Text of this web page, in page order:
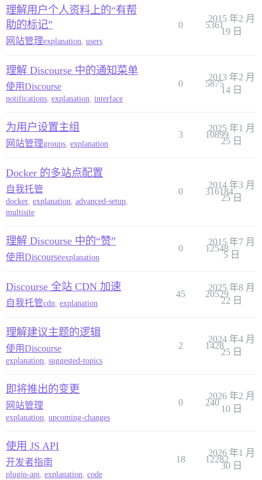
理解用户个人资料上的“有帮
助的标记”
网站管理explanation users
0 5361
2015 年2 月
19 日
理解 Discourse 中的通知菜单
使用Discourse
notifications, explanation, interface
0 5875
2013 年2 月
14 日
为用户设置主组
网站管理groups explanation
3 10899
2025 年1 月
25 日
Docker 的多站点配置
自我托管
docker, explanation, advanced-setup,
multisite
0 316184
2014 年3 月
25 日
理解 Discourse 中的“赞”
使用Discourseexplanation
0 12548
2015 年7 月
5 日
Discourse 全站 CDN 加速
自我托管cdn explanation
45 20529
2025 年8 月
22 日
理解建议主题的逻辑
使用Discourse
explanation, suggested-topics
2 1428
2024 年4 月
25 日
即将推出的变更
网站管理
explanation, upcoming-changes
0 240
2026 年2 月
10 日
使用 JS API
开发者指南
plugin-api, explanation, code
18 12282
2026 年1 月
30 日